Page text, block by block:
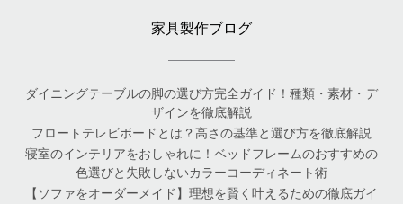
家具製作ブログ
ダイニングテーブルの脚の選び方完全ガイド！種類・素材・デ
ザインを徹底解説
フロートテレビボードとは？高さの基準と選び方を徹底解説
寝室のインテリアをおしゃれに！ベッドフレームのおすすめの
色選びと失敗しないカラーコーディネート術
【ソファをオーダーメイド】理想を賢く叶えるための徹底ガイ